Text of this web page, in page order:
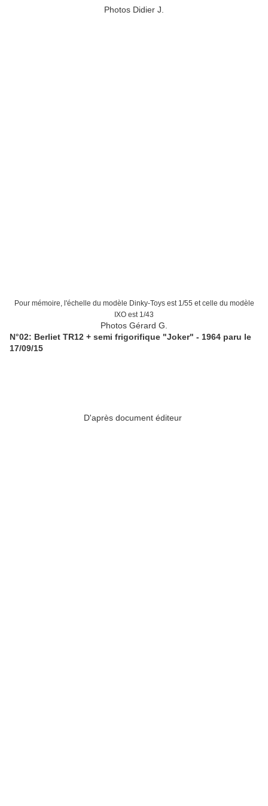
Photos Didier J.
Pour mémoire, l'échelle du modèle Dinky-Toys est 1/55 et celle du modèle
IXO est 1/43
Photos Gérard G.
N°02: Berliet TR12 + semi frigorifique "Joker" - 1964 paru le
17/09/15
D'après document éditeur